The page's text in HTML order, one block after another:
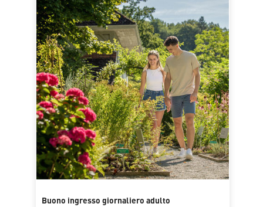
Buono ingresso giornaliero adulto